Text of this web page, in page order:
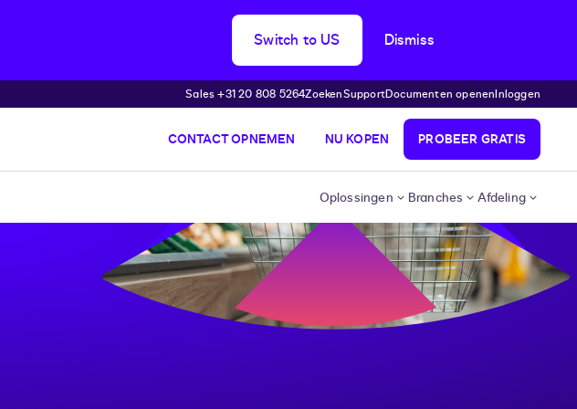
Switch to US Dismiss
Sales +31 20 808 5264ZoekenSupportDocumenten openenInloggen
CONTACT OPNEMEN NU KOPEN PROBEER GRATIS
Oplossingen Branches Afdeling